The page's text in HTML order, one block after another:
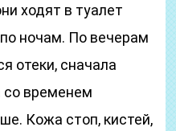
ходят в туалет
ночам. По вечерам
отеки, сначала
со временем
Кожа стоп, кистей,